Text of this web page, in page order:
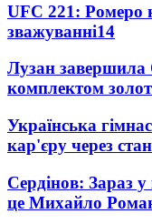
UFC 221: Ромеро
зважуванні14
Лузан завершила
комплектом
Українська
кар'єру через
Сердінов: Зараз
це Михайло